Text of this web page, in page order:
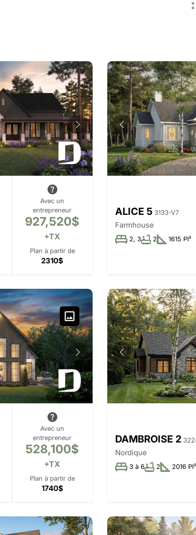
Avec un
entrepreneur
927,520$
+TX
Plan à partir de
2310$
ALICE 5 3133-V7
Farmhouse
2, 3 2 1615 PI²
Avec un
entrepreneur
528,100$
+TX
Plan à partir de
1740$
DAMBROISE 2
Nordique
3 à 6 2 2016 PI²